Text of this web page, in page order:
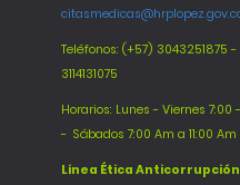
Teléfonos: (+57) 3043251875 -
3114131075
Horarios: Lunes - Viernes 7:00
- Sábados 7:00 Am a 11:00 Am
Línea Ética Anticorrupción